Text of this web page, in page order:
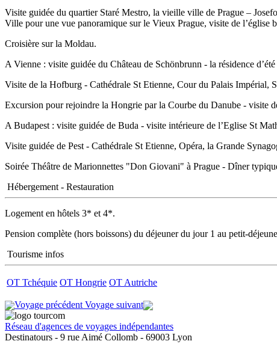
Visite guidée du quartier Staré Mestro, la vieille ville de Prague –
Ville pour une vue panoramique sur le Vieux Prague, visite de l’église
Croisière sur la Moldau.
A Vienne : visite guidée du Château de Schönbrunn - la résidence
Visite de la Hofburg - Cathédrale St Etienne, Cour du Palais
Excursion pour rejoindre la Hongrie par la Courbe du Danube - visite
A Budapest : visite guidée de Buda - visite intérieure de l’Eglise St
Visite guidée de Pest - Cathédrale St Etienne, Opéra, la Grande
Soirée Théâtre de Marionnettes "Don Giovani" à Prague - Dîner
Hébergement - Restauration
Logement en hôtels 3* et 4*.
Pension complète (hors boissons) du déjeuner du jour 1 au petit-
Tourisme infos
OT Tchéquie OT Hongrie OT Autriche
Voyage précédent Voyage suivant
Réseau d'agences de voyages indépendantes
Destinatours - 9 rue Aimé Collomb - 69003 Lyon